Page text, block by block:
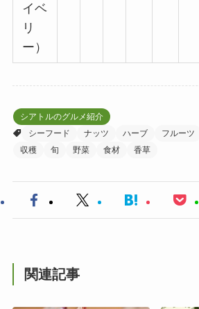
イベ
リ
ー）
シアトルのグルメ紹介
シーフード
ナッツ ハーブ フルーツ
収穫
旬 野菜 食材 香草
関連記事